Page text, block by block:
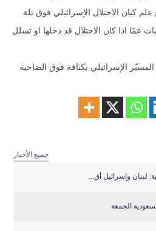
كيان الاحتلال الإسرائيلي فوق تلة
اذا كان الاحتلال قد دخلها او تسلل
الإسرائيلي بكثافة فوق الضاحية
جميع الأخبار
لبنان وإسرائيل أق...
الجمعة